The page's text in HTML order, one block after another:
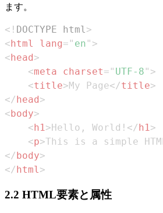
ます。
<! DOCTYPE html >
<html lang= " en " >
<head>
<meta charset= " UTF-8 " >
<title>My Page</title>
</head>
<body>
<h1 >Hello, World! </h1 >
<p>This is a simple
</body>
</html >
2.2 HTML要素と属性